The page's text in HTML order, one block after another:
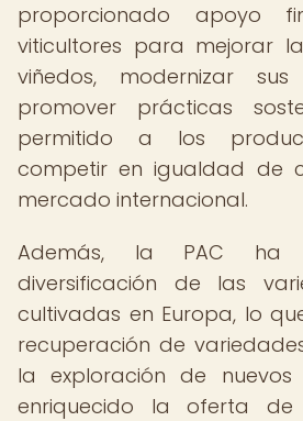
proporcionado apoyo
viticultores para mejorar
viñedos, modernizar
promover prácticas
permitido a los
competir en igualdad de
mercado internacional.
Además, la PAC ha
diversificación de las
cultivadas en Europa, lo
recuperación de
la exploración de nuevos
enriquecido la oferta de